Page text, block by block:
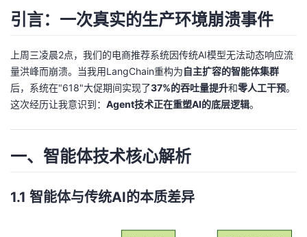
发
学
堂
Programs
的
持
我
术云
引言：一次真实的生产环境崩溃事件
上周三凌晨2点，我们的电商推荐系统因传统AI模型无法动态响应流
量洪峰而崩溃。当我用LangChain重构为自主扩容的智能体集群
后，系统在"618"大促期间实现了37%的吞吐量提升和零人工干预。
这次经历让我意识到： Agent技术正在重塑AI的底层逻辑。
一、智能体技术核心解析
1.1 智能体与传统AI的本质差异